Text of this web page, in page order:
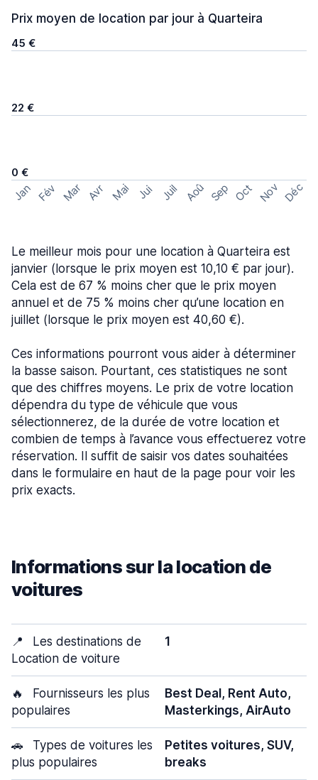
Prix moyen de location par jour à Quarteira
45 €
22 €
0 €
Jan Fév Mar Avr Mai Jui Juil Aoû Sep Oct Nov Déc
Le meilleur mois pour une location à Quarteira est
janvier (lorsque le prix moyen est 10,10 € par jour).
Cela est de 67 % moins cher que le prix moyen
annuel et de 75 % moins cher qu’une location en
juillet (lorsque le prix moyen est 40,60 €).
Ces informations pourront vous aider à déterminer
la basse saison. Pourtant, ces statistiques ne sont
que des chiffres moyens. Le prix de votre location
dépendra du type de véhicule que vous
sélectionnerez, de la durée de votre location et
combien de temps à l’avance vous effectuerez votre
réservation. Il suffit de saisir vos dates souhaitées
dans le formulaire en haut de la page pour voir les
prix exacts.
Informations sur la location de
voitures
📍
Les destinations de
Location de voiture
1
🔥
Fournisseurs les plus
populaires
Best Deal, Rent Auto,
Masterkings, AirAuto
🚗
Types de voitures les
plus populaires
Petites voitures, SUV,
breaks